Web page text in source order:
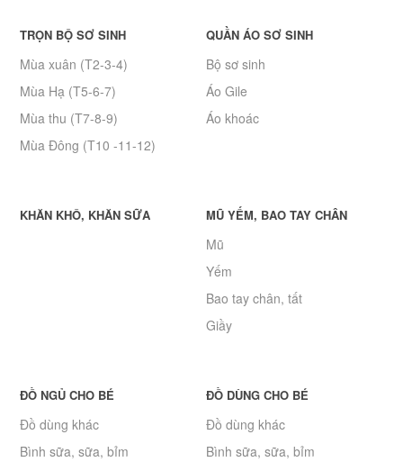
TRỌN BỘ SƠ SINH
Mùa xuân (T2-3-4)
Mùa Hạ (T5-6-7)
Mùa thu (T7-8-9)
Mùa Đông (T10 -11-12)
QUẦN ÁO SƠ SINH
Bộ sơ sinh
Áo Gile
Áo khoác
KHĂN KHÔ, KHĂN SỮA MŨ YẾM, BAO TAY CHÂN
Mũ
Yếm
Bao tay chân, tất
Giầy
ĐỒ NGỦ CHO BÉ
Đồ dùng khác
Bình sữa, sữa, bỉm
ĐỒ DÙNG CHO BÉ
Đồ dùng khác
Bình sữa, sữa, bỉm